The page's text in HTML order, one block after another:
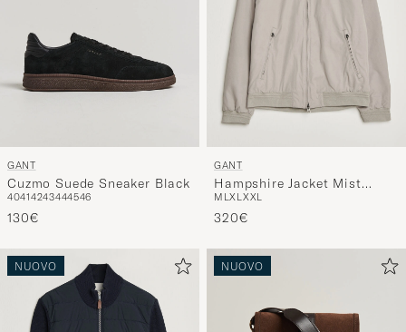
GANT
Cuzmo Suede Sneaker Black
40414243444546
130€
GANT
Hampshire Jacket Mist
Taupe
M LXLXXL
320€
NUOVO NUOVO